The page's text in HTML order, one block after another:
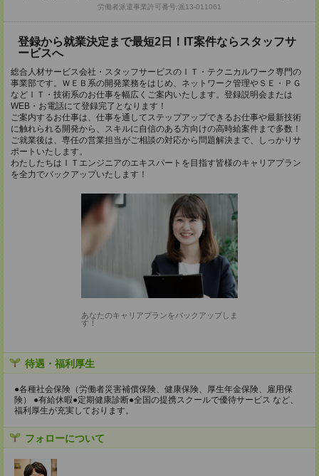
労働者派遣事業許可番号:派13-011061
登録から就業決定まで最短2日！IT案件ならスタッフサ
ービスへ
総合人材サービス会社・スタッフサービスのＩＴ・テクニカルワーク専門の
事業部です。ＷＥＢ系の開発業務をはじめ、ネットワーク管理やＳＥ・ＰＧ
などＩＴ・技術系のお仕事を幅広くご案内いたします。登録説明会または
WEB・お電話にて登録完了となります！
ご案内するお仕事は、仕事を通してステップアップできるお仕事や最新技術
に触れられる開発から、スキルに自信のある方向けの高時給案件まで多数！
ご就業後は、専任の営業担当がご相談の対応から問題解決まで、しっかりサ
ポートいたします。
わたしたちはＩＴエンジニアのエキスパートを目指す皆様のキャリアプラン
を全力でバックアップいたします！
あなたのキャリアプランをバックアップしま
す！
待遇・福利厚生
●各種社会保険（労働者災害補償保険、健康保険、厚生年金保険、雇用保
険） ●有給休暇●定期健康診断●全国の提携スクールで優待サービス など、
福利厚生が充実しております。
フォローについて